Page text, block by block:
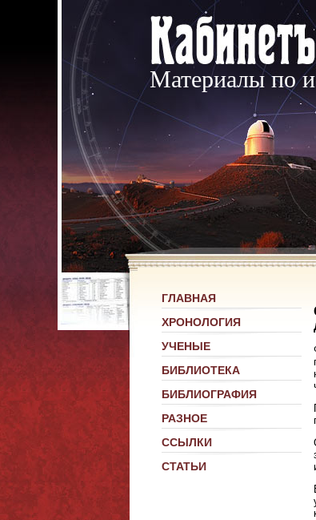
Материалы по
ГЛАВНАЯ
ХРОНОЛОГИЯ
УЧЕНЫЕ
БИБЛИОТЕКА
БИБЛИОГРАФИЯ
РАЗНОЕ
ССЫЛКИ
СТАТЬИ